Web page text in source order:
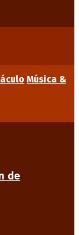
Música &
de